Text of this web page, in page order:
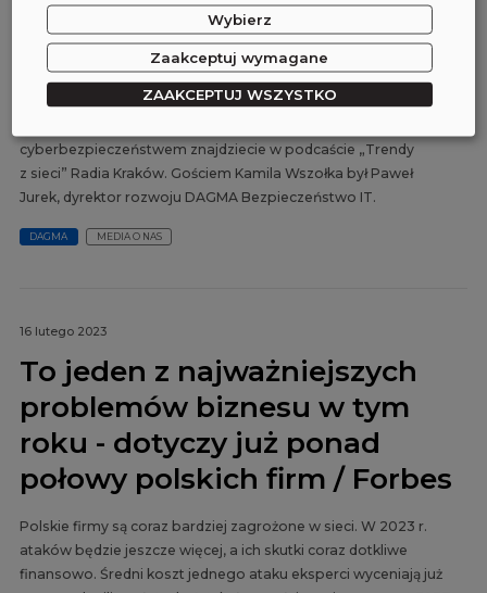
Jaki jest stan bezpieczeństwa cyfrowego serwisów
samorządowych? Czy ma to wpływ na codzienne
funkcjonowanie mieszkańców? Czy ataków takich jak ten na
Śląską Kartę Usług Publicznych będzie więcej? Odpowiedzi na
cyberbezpieczeństwem znajdziecie w podcaście „Trendy
z sieci” Radia Kraków. Gościem Kamila Wszołka był Paweł
Jurek, dyrektor rozwoju DAGMA Bezpieczeństwo IT.
DAGMA MEDIA O NAS
16 lutego 2023
To jeden z najważniejszych
problemów biznesu w tym
roku - dotyczy już ponad
połowy polskich firm / Forbes
Polskie firmy są coraz bardziej zagrożone w sieci. W 2023 r.
ataków będzie jeszcze więcej, a ich skutki coraz dotkliwe
finansowo. Średni koszt jednego ataku eksperci wyceniają już
Wybierz
Zaakceptuj wymagane
ZAAKCEPTUJ WSZYSTKO